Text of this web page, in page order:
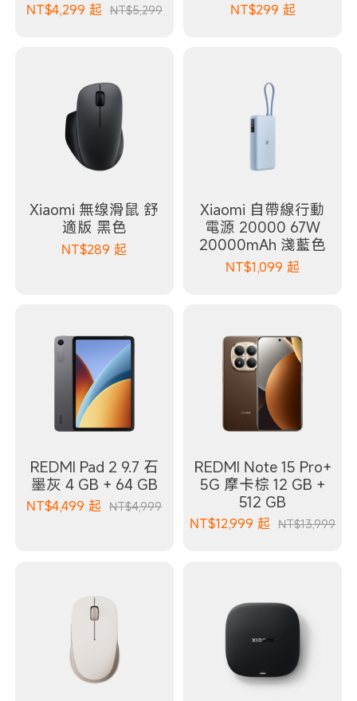
NT$4,299 起 NT$5,299 NT$299 起
Xiaomi 無缐滑鼠 舒
適版 黑色
NT$289 起
Xiaomi 自帶線行動
電源 20000 67W
20000mAh 淺藍色
NT$1,099 起
REDMI Pad 2 9.7 石
墨灰 4 GB + 64 GB
NT$4,499 起 NT$4,999
REDMI Note 15 Pro+
5G 摩卡棕 12 GB +
512 GB
NT$12,999 起 NT$13,999